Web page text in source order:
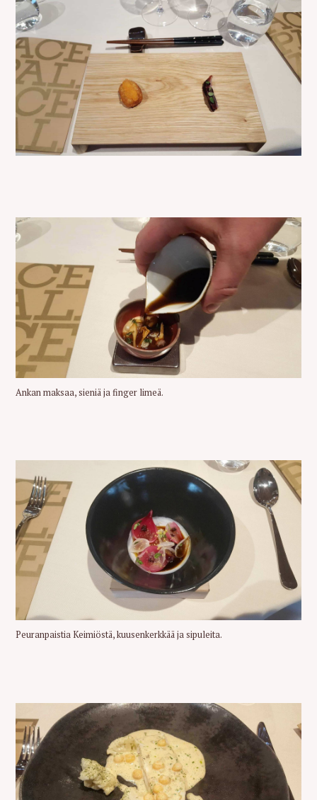
Ankan maksaa, sieniä ja finger limeä.
Peuranpaistia Keimiöstä, kuusenkerkkää ja sipuleita.